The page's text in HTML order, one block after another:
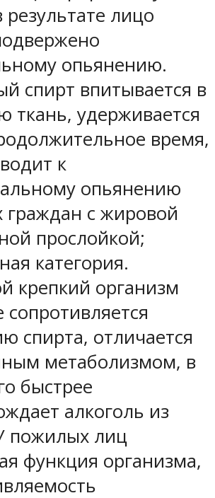
результате лицо
опьянению.
спирт впитывается в
ткань, удерживается
время,
к
опьянению
граждан с жировой
прослойкой;
категория.
крепкий организм
сопротивляется
спирта, отличается
метаболизмом, в
быстрее
алкоголь из
пожилых лиц
функция организма,